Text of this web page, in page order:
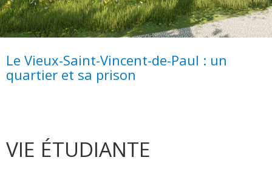
Le Vieux-Saint-Vincent-de-Paul : un
quartier et sa prison
VIE ÉTUDIANTE